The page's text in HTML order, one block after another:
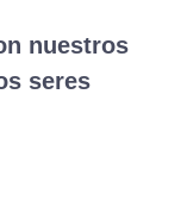
nuestros
seres